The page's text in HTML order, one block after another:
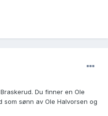
Du finner en Ole
som sønn av Ole Halvorsen og